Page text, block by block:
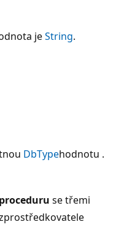
jeString.
DbTypehodnotu .
se třemi